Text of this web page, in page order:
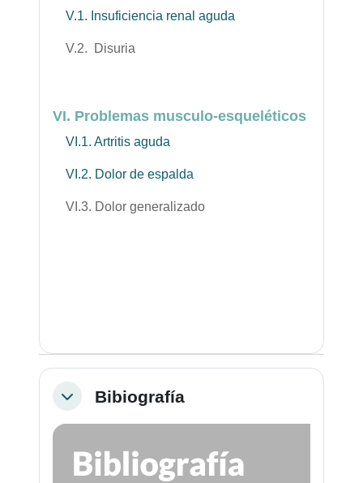
V.1. Insuficiencia renal aguda
V.2. Disuria
VI. Problemas musculo-esqueléticos
VI.1. Artritis aguda
VI.2. Dolor de espalda
VI.3. Dolor generalizado
ColapsarBibiografía